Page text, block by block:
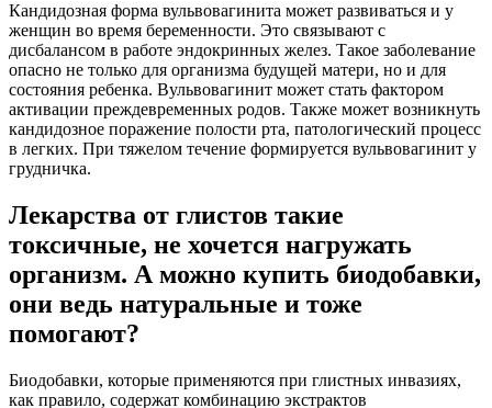
Кандидозная форма вульвовагинита может развиваться и у
женщин во время беременности. Это связывают с
дисбалансом в работе эндокринных желез. Такое заболевание
опасно не только для организма будущей матери, но и для
состояния ребенка. Вульвовагинит может стать фактором
активации преждевременных родов. Также может возникнуть
кандидозное поражение полости рта, патологический процесс
в легких. При тяжелом течение формируется вульвовагинит у
грудничка.
Лекарства от глистов такие
токсичные, не хочется нагружать
организм. А можно купить биодобавки,
они ведь натуральные и тоже
помогают?
Биодобавки, которые применяются при глистных инвазиях,
как правило, содержат комбинацию экстрактов